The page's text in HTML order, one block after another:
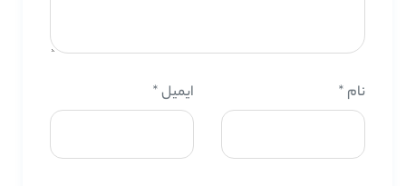
نام * ایمیل*